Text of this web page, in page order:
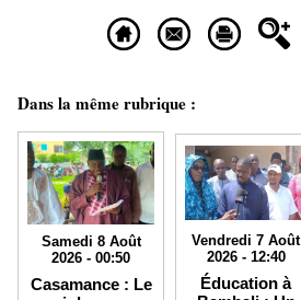
Dans la même rubrique :
Samedi 8 Août
2026 - 00:50
Casamance : Le
Vendredi 7 Août
2026 - 12:40
Éducation à